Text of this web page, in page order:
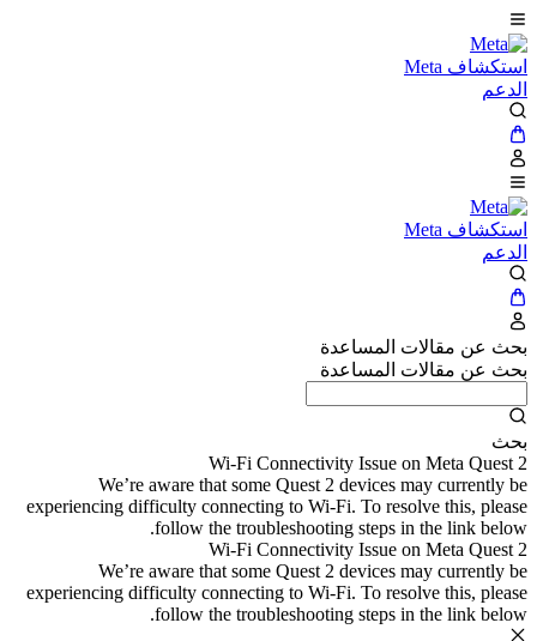
استكشاف Meta
الدعم
استكشاف Meta
الدعم
بحث عن مقالات المساعدة
بحث عن مقالات المساعدة
بحث
Wi-Fi Connectivity Issue on Meta Quest 2
We’re aware that some Quest 2 devices may currently be
experiencing difficulty connecting to Wi-Fi. To resolve this, please
follow the troubleshooting steps in the link below.
Wi-Fi Connectivity Issue on Meta Quest 2
We’re aware that some Quest 2 devices may currently be
experiencing difficulty connecting to Wi-Fi. To resolve this, please
follow the troubleshooting steps in the link below.